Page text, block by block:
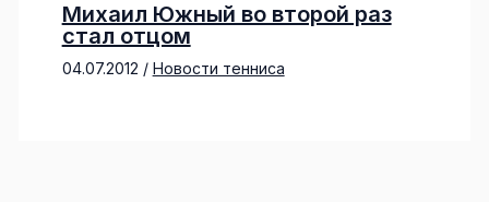
Михаил Южный во второй раз
стал отцом
04.07.2012 / Новости тенниса